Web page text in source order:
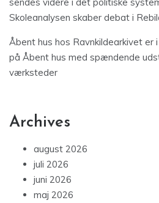
Skoleanalysen skaber debat i
Åbent hus hos Ravnkildearkivet er
på Åbent hus med spændende
værksteder
Archives
august 2026
juli 2026
juni 2026
maj 2026